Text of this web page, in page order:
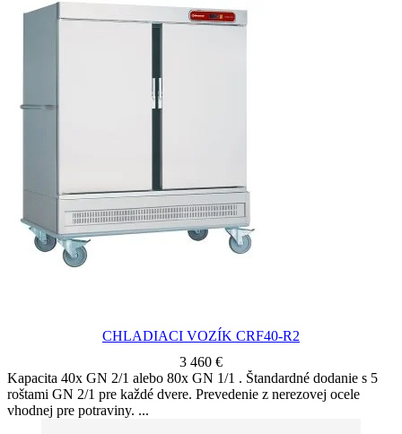
CHLADIACI VOZÍK CRF40-R2
3 460 €
Kapacita 40x GN 2/1 alebo 80x GN 1/1 . Štandardné dodanie s 5
roštami GN 2/1 pre každé dvere. Prevedenie z nerezovej ocele
vhodnej pre potraviny.